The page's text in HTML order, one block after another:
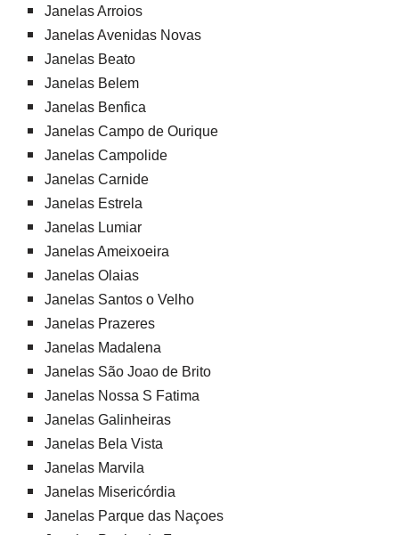
Janelas Arroios
Janelas Avenidas Novas
Janelas Beato
Janelas Belem
Janelas Benfica
Janelas Campo de Ourique
Janelas Campolide
Janelas Carnide
Janelas Estrela
Janelas Lumiar
Janelas Ameixoeira
Janelas Olaias
Janelas Santos o Velho
Janelas Prazeres
Janelas Madalena
Janelas São Joao de Brito
Janelas Nossa S Fatima
Janelas Galinheiras
Janelas Bela Vista
Janelas Marvila
Janelas Misericórdia
Janelas Parque das Naçoes